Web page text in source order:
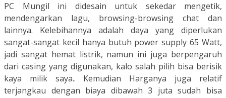
PC Mungil ini didesain untuk sekedar mengetik,
mendengarkan lagu, browsing-browsing chat dan
lainnya. Kelebihannya adalah daya yang diperlukan
sangat-sangat kecil hanya butuh power supply 65 Watt,
jadi sangat hemat listrik, namun ini juga berpengaruh
dari casing yang digunakan, kalo salah pilih bisa berisik
kaya milik saya.. Kemudian Harganya juga relatif
terjangkau dengan biaya dibawah 3 juta sudah bisa